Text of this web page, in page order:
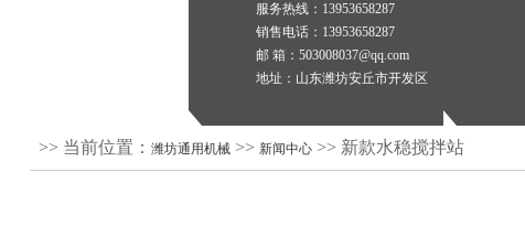
服务热线：13953658287
销售电话：13953658287
邮 箱：503008037@qq.com
地址：山东潍坊安丘市开发区
>> 当前位置： 潍坊通用机械 >> 新闻中心 >> 新款水稳搅拌站